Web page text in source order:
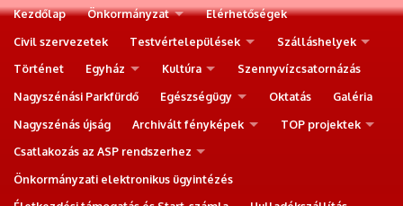
Kezdőlap Önkormányzat
Elérhetőségek
Civil szervezetek
Testvértelepülések
Szálláshelyek
Történet
Egyház Kultúra
Szennyvízcsatornázás
Nagyszénási Parkfürdő
Egészségügy Oktatás
Galéria
Nagyszénás újság
Archivált fényképek
TOP projektek
Csatlakozás az ASP rendszerhez
Önkormányzati elektronikus ügyintézés